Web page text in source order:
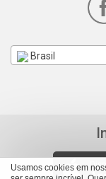
Usamos cookies em
Brasil